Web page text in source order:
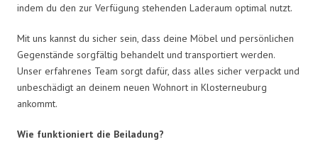
indem du den zur Verfügung stehenden Laderaum optimal nutzt.
Mit uns kannst du sicher sein, dass deine Möbel und persönlichen
Gegenstände sorgfältig behandelt und transportiert werden.
Unser erfahrenes Team sorgt dafür, dass alles sicher verpackt und
unbeschädigt an deinem neuen Wohnort in Klosterneuburg
ankommt.
Wie funktioniert die Beiladung?